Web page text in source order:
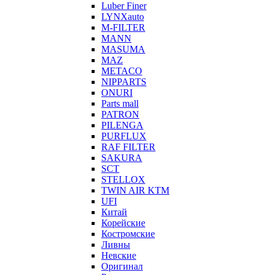
Luber Finer
LYNXauto
M-FILTER
MANN
MASUMA
MAZ
METACO
NIPPARTS
ONURI
Parts mall
PATRON
PILENGA
PURFLUX
RAF FILTER
SAKURA
SCT
STELLOX
TWIN AIR KTM
UFI
Китай
Корейские
Костромские
Ливны
Невские
Оригинал